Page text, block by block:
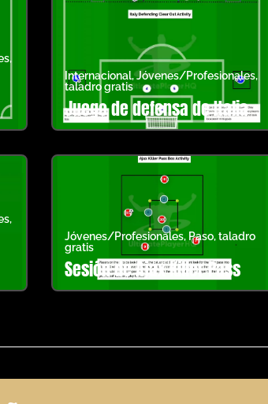
,
Internacional,Jóvenes/Profesionales,
taladro gratis
Juego de defensa de Italia
,
Jóvenes/Profesionales, Paso,taladro
gratis
Sesión de Ajax Killer Pass